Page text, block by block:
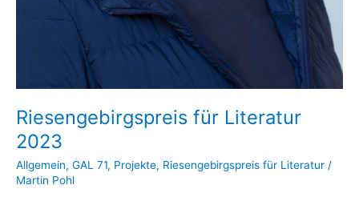
Riesengebirgspreis für Literatur
2023
Allgemein, GAL 71, Projekte, Riesengebirgspreis für Literatur /
Martin Pohl